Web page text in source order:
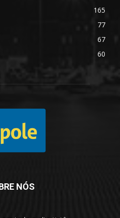
165
77
67
60
NÓS